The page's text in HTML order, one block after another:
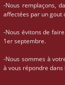
-Nous remplaçons,
affectées par un gout
-Nous évitons de
1er septembre.
-Nous sommes à
à vous répondre